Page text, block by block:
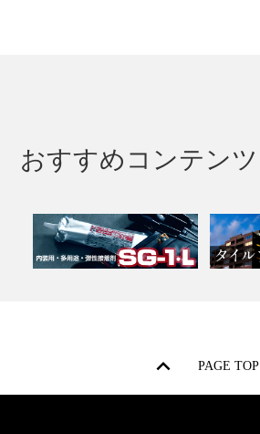
おすすめコンテンツ
PAGE TOP